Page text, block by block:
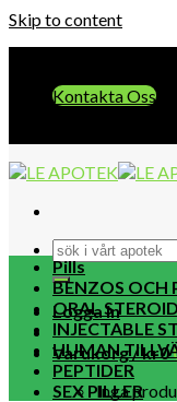
Skip to content
Kontakta Oss
Logga in
Varukorg /kr0
Inga
Pills
BENZOS OCH
ORAL STEROID
INJECTABLE
HUMAN
PEPTIDER
SEX PILLER